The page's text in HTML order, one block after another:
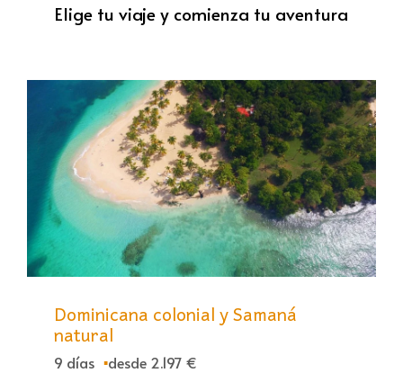
Elige tu viaje y comienza tu aventura
Dominicana colonial y Samaná
natural
9 días desde 2.197 €